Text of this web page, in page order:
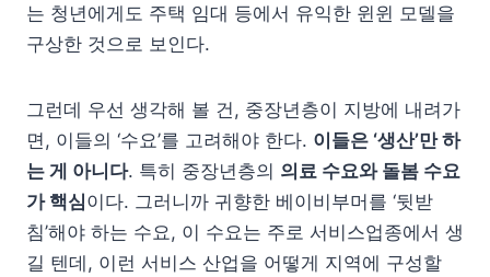
는 청년에게도 주택 임대 등에서 유익한 윈윈 모델을
구상한 것으로 보인다.
그런데 우선 생각해 볼 건, 중장년층이 지방에 내려가
면, 이들의 ‘수요’를 고려해야 한다. 이들은 ‘생산’만 하
는 게 아니다. 특히 중장년층의 의료 수요와 돌봄 수요
가 핵심이다. 그러니까 귀향한 베이비부머를 ‘뒷받
침’해야 하는 수요, 이 수요는 주로 서비스업종에서 생
길 텐데, 이런 서비스 산업을 어떻게 지역에 구성할